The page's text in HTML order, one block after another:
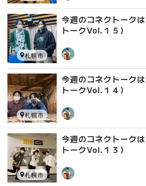
今週のコネクトーク
トークVol.１５）
札幌市
今週のコネクトーク
トークVol.１４）
札幌市
今週のコネクトーク
トークVol.１３）
札幌市